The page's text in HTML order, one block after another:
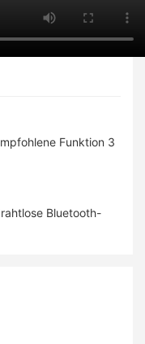
Funktion 3
Bluetooth-